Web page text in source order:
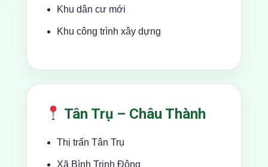
Khu dân cư mới
Khu công trình xây dựng
Tân Trụ – Châu Thành
Thị trấn Tân Trụ
Xã Bình Trinh Đông